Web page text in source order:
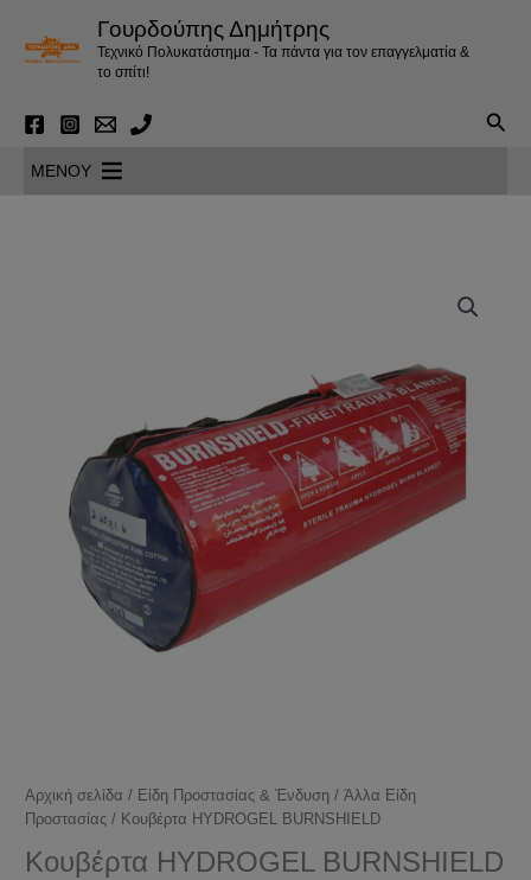
περιεχόμενο
Γουρδούπης Δημήτρης
Τεχνικό Πολυκατάστημα - Τα πάντα για τον επαγγελματία &
το σπίτι!
MENOY
Αρχική σελίδα / Είδη Προστασίας & Ένδυση /Άλλα Είδη
Προστασίας / Koυβέρτα HΥDROGΕL BURNSHIELD
Koυβέρτα HΥDROGΕL BURNSHIELD